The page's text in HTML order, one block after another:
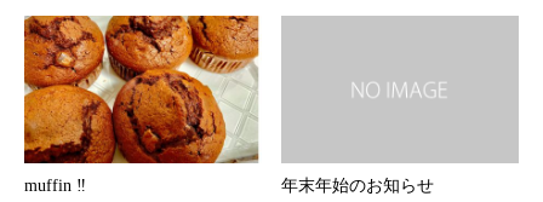
muffin ‼︎ 年末年始のお知らせ